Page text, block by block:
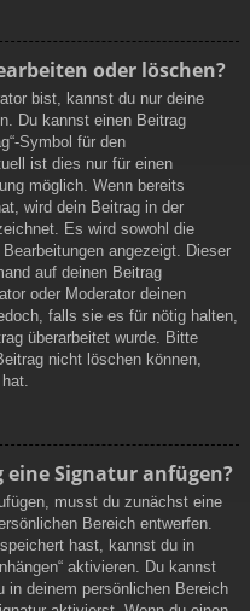
oder löschen?
bist, kannst du nur deine
Du kannst einen Beitrag
Symbol für den
ist dies nur für einen
möglich. Wenn bereits
wird dein Beitrag in der
Es wird sowohl die
angezeigt. Dieser
auf deinen Beitrag
oder Moderator deinen
falls sie es für nötig halten,
überarbeitet wurde. Bitte
nicht löschen können,
Signatur anfügen?
musst du zunächst eine
Bereich entwerfen.
hast, kannst du in
aktivieren. Du kannst
in deinem persönlichen Bereich